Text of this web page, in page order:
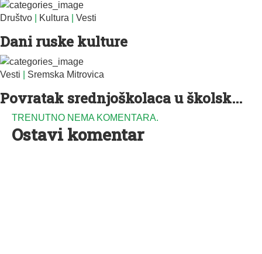
Društvo Kultura Vesti
Dani ruske kulture
Vesti Sremska Mitrovica
Povratak srednjoškolaca u školsk...
TRENUTNO NEMA KOMENTARA.
Ostavi komentar